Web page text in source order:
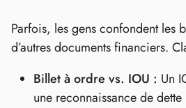
Parfois, les gens confondent les
d’autres documents financiers.
Billet à ordre vs. IOU : Un
une reconnaissance de